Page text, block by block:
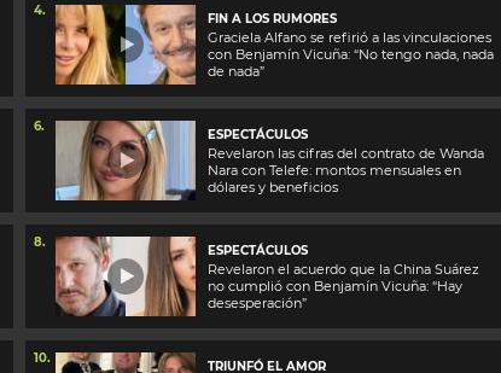
4.
FIN A LOS RUMORES
Graciela Alfano se refirió a las vinculaciones
con Benjamín Vicuña: “No tengo nada, nada
de nada”
6.
ESPECTÁCULOS
Revelaron las cifras del contrato de Wanda
Nara con Telefe: montos mensuales en
dólares y beneficios
8.
ESPECTÁCULOS
Revelaron el acuerdo que la China Suárez
no cumplió con Benjamín Vicuña: “Hay
desesperación”
10.
TRIUNFÓ EL AMOR